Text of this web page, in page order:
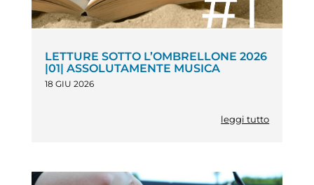
LETTURE SOTTO L’OMBRELLONE 2026
|01| ASSOLUTAMENTE MUSICA
18 GIU 2026
leggi tutto